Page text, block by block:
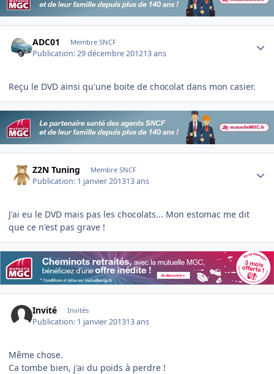
ADC01 Membre SNCF
Publication:29 décembre 201213 ans
Reçu le DVD ainsi qu'une boite de chocolat dans mon casier.
Z2N Tuning Membre SNCF
Publication: 1 janvier 201313 ans
J'ai eu le DVD mais pas les chocolats... Mon estomac me dit
que ce n'est pas grave !
Invité Invités
Publication: 1 janvier 201313 ans
Même chose.
Ca tombe bien, j'ai du poids à perdre !